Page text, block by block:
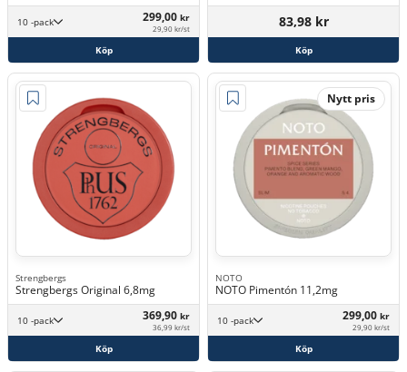
10 -pack 299,00 kr
29,90 kr/st
Köp
83,98 kr
Köp
Strengbergs
Strengbergs Original 6,8mg
10 -pack 369,90 kr
36,99 kr/st
Köp
Nytt pris
NOTO
NOTO Pimentón 11,2mg
10 -pack 299,00 kr
29,90 kr/st
Köp